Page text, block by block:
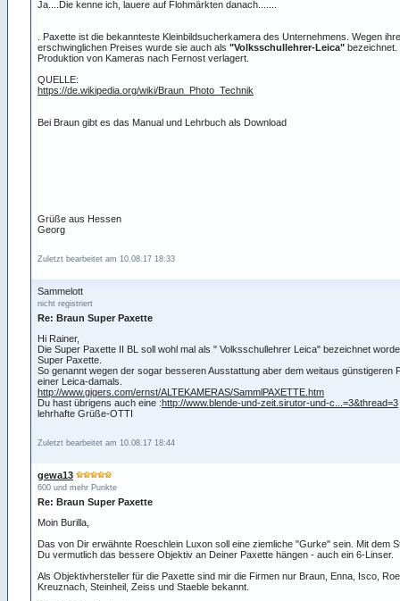
Ja....Die kenne ich, lauere auf Flohmärkten danach.......
. Paxette ist die bekannteste Kleinbildsucherkamera des Unternehmens. Wegen
erschwinglichen Preises wurde sie auch als "Volksschullehrer-Leica" bezeichnet.
Produktion von Kameras nach Fernost verlagert.
QUELLE:
https://de.wikipedia.org/wiki/Braun_Photo_Technik
Bei Braun gibt es das Manual und Lehrbuch als Download
Grüße aus Hessen
Georg
Zuletzt bearbeitet am 10.08.17 18:33
Sammelott
nicht registriert
Re: Braun Super Paxette
Hi Rainer,
Die Super Paxette II BL soll wohl mal als " Volksschullehrer Leica" bezeichnet
Super Paxette.
So genannt wegen der sogar besseren Ausstattung aber dem weitaus günstigeren
einer Leica-damals.
http://www.gigers.com/ernst/ALTEKAMERAS/SammlPAXETTE.htm
Du hast übrigens auch eine :http://www.blende-und-zeit.sirutor-und-c...=3&thread=3
lehrhafte Grüße-OTTI
Zuletzt bearbeitet am 10.08.17 18:44
gewa13
600 und mehr Punkte
Re: Braun Super Paxette
Moin Burilla,
Das von Dir erwähnte Roeschlein Luxon soll eine ziemliche "Gurke" sein. Mit dem
Du vermutlich das bessere Objektiv an Deiner Paxette hängen - auch ein 6-Linser.
Als Objektivhersteller für die Paxette sind mir die Firmen nur Braun, Enna, Isco,
Kreuznach, Steinheil, Zeiss und Staeble bekannt.